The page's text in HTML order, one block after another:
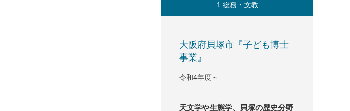
1.総務・文教
大阪府貝塚市『子ども博士
事業』
令和4年度～
天文学や生態学、貝塚の歴史分野